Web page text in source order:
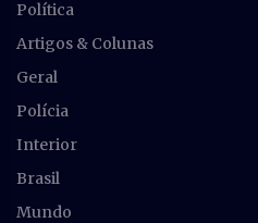
Política
Artigos & Colunas
Geral
Polícia
Interior
Brasil
Mundo